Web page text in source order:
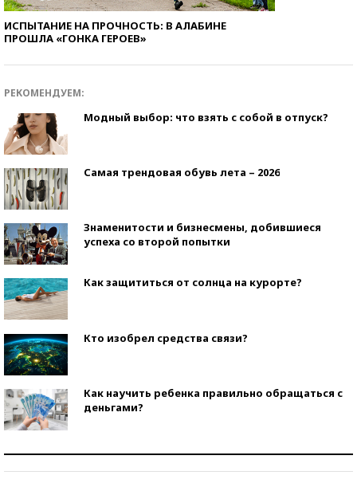
ИСПЫТАНИЕ НА ПРОЧНОСТЬ: В АЛАБИНЕ
ПРОШЛА «ГОНКА ГЕРОЕВ»
РЕКОМЕНДУЕМ:
Модный выбор: что взять с собой в отпуск?
Самая трендовая обувь лета – 2026
Знаменитости и бизнесмены, добившиеся
успеха со второй попытки
Как защититься от солнца на курорте?
Кто изобрел средства связи?
Как научить ребенка правильно обращаться с
деньгами?